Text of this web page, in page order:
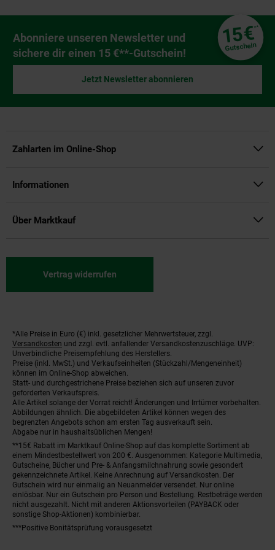
Newsletter Anmeldung
Abonniere unseren Newsletter und
sichere dir einen 15 €**-Gutschein!
15€**
Gutschein
Jetzt Newsletter abonnieren
Zahlarten im Online-Shop
Informationen
Über Marktkauf
Vertrag widerrufen
Fußnoten
*Alle Preise in Euro (€) inkl. gesetzlicher Mehrwertsteuer, zzgl.
Versandkosten und zzgl. evtl. anfallender Versandkostenzuschläge. UVP:
Unverbindliche Preisempfehlung des Herstellers.
Preise (inkl. MwSt.) und Verkaufseinheiten (Stückzahl/Mengeneinheit)
können im Online-Shop abweichen.
Statt- und durchgestrichene Preise beziehen sich auf unseren zuvor
geforderten Verkaufspreis.
Alle Artikel solange der Vorrat reicht! Änderungen und Irrtümer vorbehalten.
Abbildungen ähnlich. Die abgebildeten Artikel können wegen des
begrenzten Angebots schon am ersten Tag ausverkauft sein.
Abgabe nur in haushaltsüblichen Mengen!
**15€ Rabatt im Marktkauf Online-Shop auf das komplette Sortiment ab
einem Mindestbestellwert von 200 €. Ausgenommen: Kategorie Multimedia,
Gutscheine, Bücher und Pre- & Anfangsmilchnahrung sowie gesondert
gekennzeichnete Artikel. Keine Anrechnung auf Versandkosten. Der
Gutschein wird nur einmalig an Neuanmelder versendet. Nur online
einlösbar. Nur ein Gutschein pro Person und Bestellung. Restbeträge werden
nicht ausgezahlt. Nicht mit anderen Aktionsvorteilen (PAYBACK oder
sonstige Shop-Aktionen) kombinierbar.
***Positive Bonitätsprüfung vorausgesetzt